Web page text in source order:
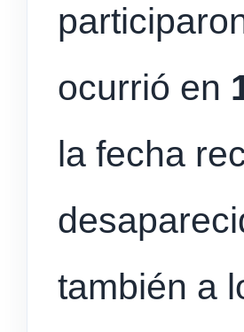
ocurrió en
la fecha
también a